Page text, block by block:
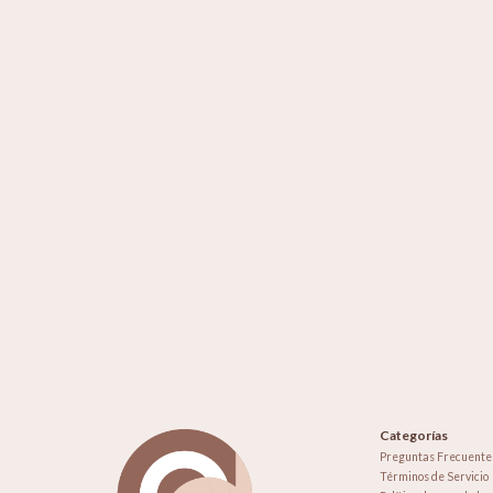
Categorías
Preguntas
Términos de Servicio